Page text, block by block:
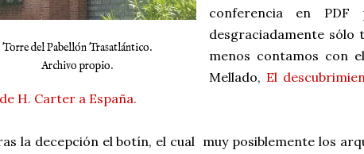
Torre del Pabellón Trasatlántico.
Archivo propio.
conferencia en PDF
desgraciadamente sólo
menos contamos con
Mellado, El
H. Carter a España.
la decepción el botín, el cual muy posiblemente los